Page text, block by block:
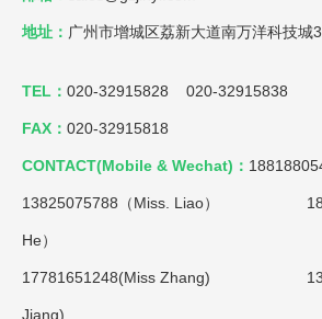
地址： 广州市增城区荔新大道南万洋科技城
TEL： 020-32915828 020-32915838
FAX： 020-32915818
CONTACT(Mobile & Wechat)：
13825075788（Miss. Liao）
He）
17781651248(Miss Zhang)
Jiang)